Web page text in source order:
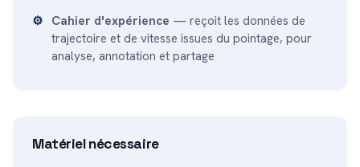
Cahier d'expérience — reçoit les données de
trajectoire et de vitesse issues du pointage, pour
analyse, annotation et partage
Matériel nécessaire